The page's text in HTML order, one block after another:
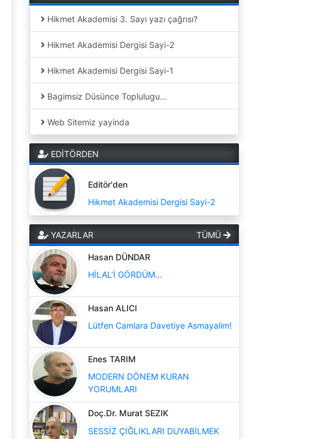
Hikmet Akademisi 3. Sayı yazı çağrısı?
Hikmet Akademisi Dergisi Sayi-2
Hikmet Akademisi Dergisi Sayi-1
Bagimsiz Düsünce Toplulugu...
Web Sitemiz yayinda
EDİTÖRDEN
Editör'den
Hikmet Akademisi Dergisi Sayi-2
YAZARLAR TÜMÜ
Hasan DÜNDAR
HİLAL’İ GÖRDÜM…
Hasan ALICI
Lütfen Camlara Davetiye Asmayalim!
Enes TARIM
MODERN DÖNEM KURAN
YORUMLARI
Doç.Dr. Murat SEZIK
SESSİZ ÇIĞLIKLARI DUYABİLMEK